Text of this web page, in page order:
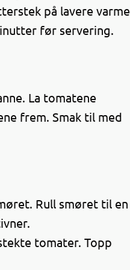
på lavere varme
før servering.
La tomatene
frem. Smak til med
Rull smøret til en
tomater. Topp